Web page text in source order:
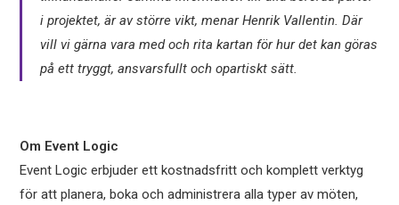
i projektet, är av större vikt, menar Henrik Vallentin. Där
vill vi gärna vara med och rita kartan för hur det kan göras
på ett tryggt, ansvarsfullt och opartiskt sätt.
Om Event Logic
Event Logic erbjuder ett kostnadsfritt och komplett verktyg
för att planera, boka och administrera alla typer av möten,